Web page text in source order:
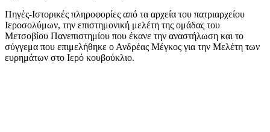
Πηγές-Ιστορικές πληροφορίες από τα αρχεία του πατριαρχείου
Ιεροσολύμων, την επιστημονική μελέτη της ομάδας του
Μετσοβίου Πανεπιστημίου που έκανε την αναστήλωση και το
σύγγεμα που επιμελήθηκε ο Ανδρέας Μέγκος για την Μελέτη των
ευρημάτων στο Ιερό κουβούκλιο.